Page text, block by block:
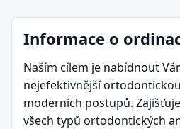
Informace o
Naším cílem je nabídnout
nejefektivnější
moderních postupů.
všech typů ortodontických